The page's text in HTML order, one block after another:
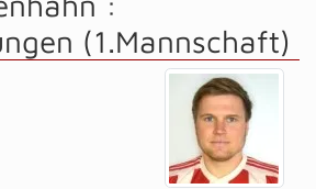
(1.Mannschaft)